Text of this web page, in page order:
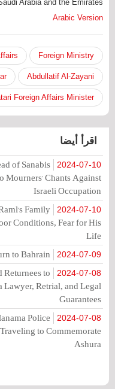
Arabia and the Emirates.
Arabic Version
Foreign Ministry
Abdullatif Al-Zayani
Foreign Affairs Minister
اقرأ أيضا
2024-07-10
of Sanabis
Mourners' Chants Against
Israeli Occupation
2024-07-10
Family
Conditions, Fear for His
Life
2024-07-09
to Bahrain
2024-07-08
to
Lawyer, Retrial, and Legal
Guarantees
2024-07-08
Police
to Commemorate
Ashura